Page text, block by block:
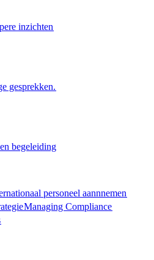
inzichten​​
gesprekken.​​
begeleiding​​
personeel aannnemen​​
Managing Compliance​​